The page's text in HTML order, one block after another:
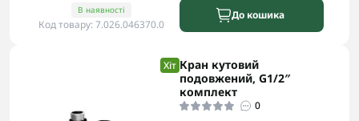
В наявності
Код товару: 7.026.046370.0
До кошика
Хіт Кран кутовий
подовжений, G1/2″
комплект
0